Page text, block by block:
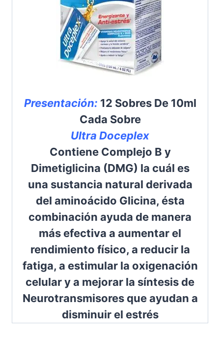
Presentación: 12 Sobres De 10ml
Cada Sobre
Ultra Doceplex
Contiene Complejo B y
Dimetiglicina (DMG) la cuál es
una sustancia natural derivada
del aminoácido Glicina, ésta
combinación ayuda de manera
más efectiva a aumentar el
rendimiento físico, a reducir la
fatiga, a estimular la oxigenación
celular y a mejorar la síntesis de
Neurotransmisores que ayudan a
disminuir el estrés